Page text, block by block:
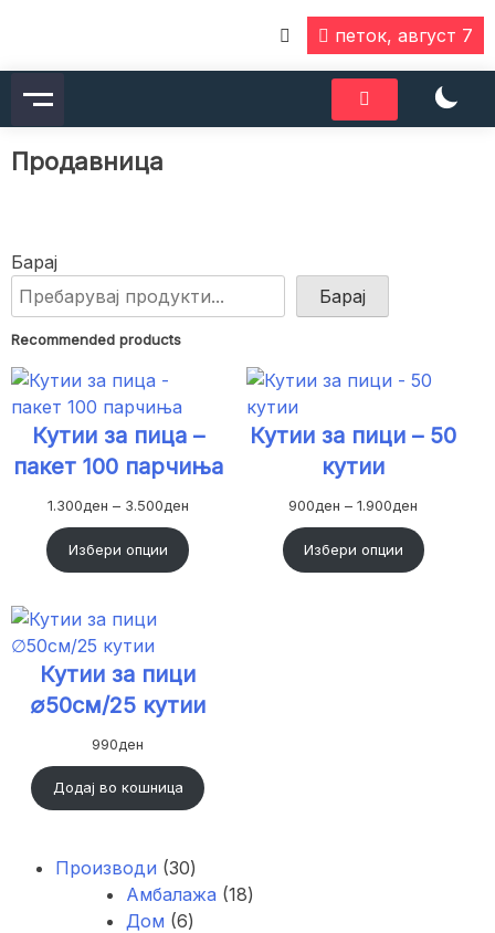
content
петок, август 7
Продавница
Барај
Барај
Recommended products
Кутии за пица –
пакет 100 парчиња
1.300ден – 3.500денPrice
1.300ден
Избери опции
Кутии за пици – 50
кутии
900ден – 1.900ден
900ден
through
Избери опции
Кутии за пици
∅50см/25 кутии
990ден
Додај во кошница
Производи 3030
продукти
Амбалажа 1818
Дом 66